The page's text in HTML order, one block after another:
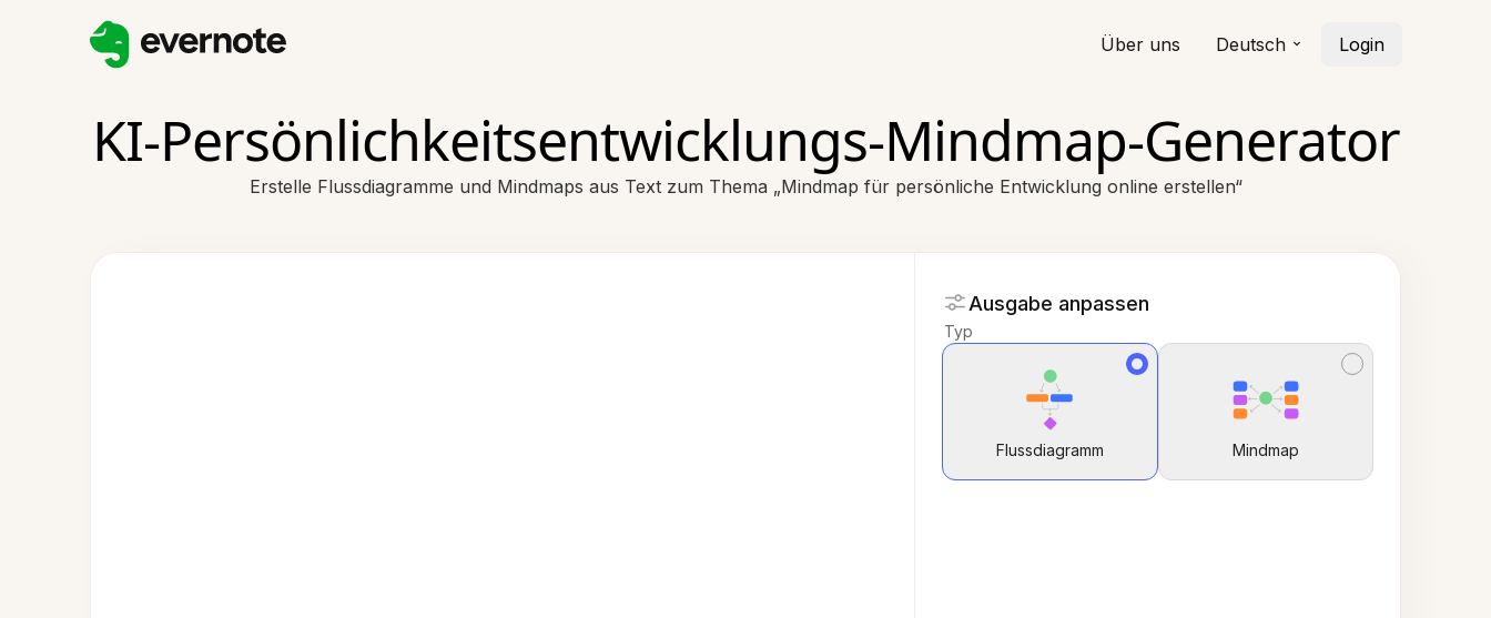
Über uns Deutsch Login
KI-Persönlichkeitsentwicklungs-Mindmap-Generator
Erstelle Flussdiagramme und Mindmaps aus Text zum Thema „Mindmap für persönliche Entwicklung online erstellen“
Ausgabe anpassen
Typ
Flussdiagramm Mindmap